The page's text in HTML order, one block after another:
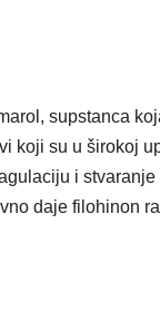
supstanca
koji su u širokoj
i
daje filohinon